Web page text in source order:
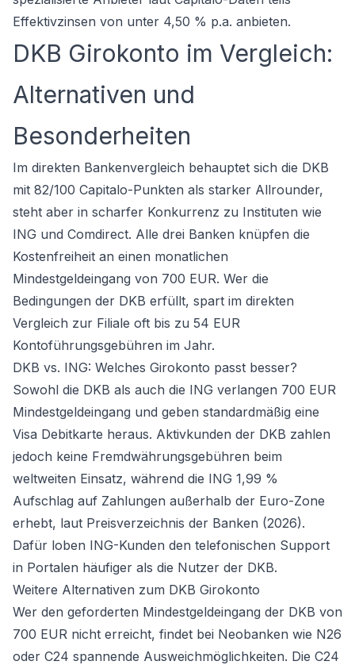
Effektivzinsen von unter 4,50 % p.a. anbieten.
DKB Girokonto im Vergleich:
Alternativen und
Besonderheiten
Im direkten Bankenvergleich behauptet sich die DKB
mit 82/100 Capitalo-Punkten als starker Allrounder,
steht aber in scharfer Konkurrenz zu Instituten wie
ING und Comdirect. Alle drei Banken knüpfen die
Kostenfreiheit an einen monatlichen
Mindestgeldeingang von 700 EUR. Wer die
Bedingungen der DKB erfüllt, spart im direkten
Vergleich zur Filiale oft bis zu 54 EUR
Kontoführungsgebühren im Jahr.
DKB vs. ING: Welches Girokonto passt besser?
Sowohl die DKB als auch die ING verlangen 700 EUR
Mindestgeldeingang und geben standardmäßig eine
Visa Debitkarte heraus. Aktivkunden der DKB zahlen
jedoch keine Fremdwährungsgebühren beim
weltweiten Einsatz, während die ING 1,99 %
Aufschlag auf Zahlungen außerhalb der Euro-Zone
erhebt, laut Preisverzeichnis der Banken (2026).
Dafür loben ING-Kunden den telefonischen Support
in Portalen häufiger als die Nutzer der DKB.
Weitere Alternativen zum DKB Girokonto
Wer den geforderten Mindestgeldeingang der DKB von
700 EUR nicht erreicht, findet bei Neobanken wie N26
oder C24 spannende Ausweichmöglichkeiten. Die C24